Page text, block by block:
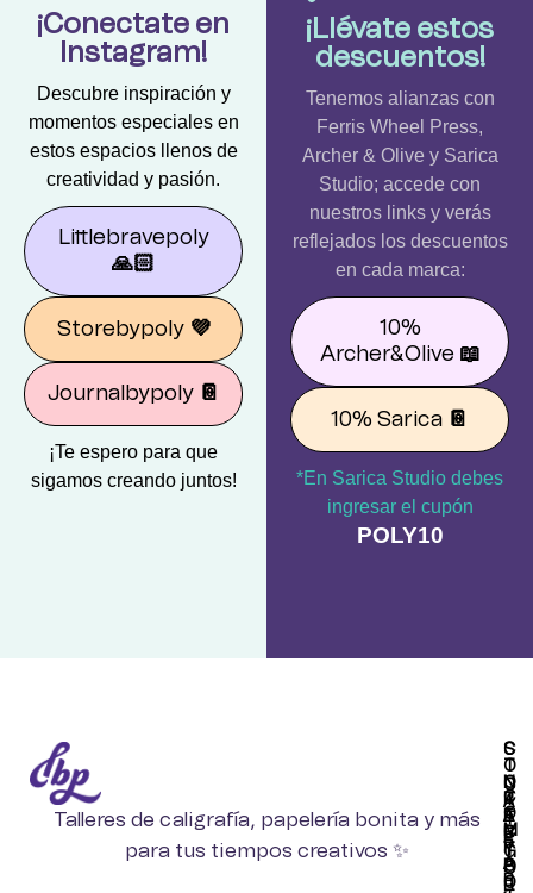
¡Conectate en
Instagram!
Descubre inspiración y
momentos especiales en
estos espacios llenos de
creatividad y pasión.
Littlebravepoly
🙏🏻
Storebypoly 💜
Journalbypoly 📔
¡Te espero para que
sigamos creando juntos!
¡Llévate estos
descuentos!
Tenemos alianzas con
Ferris Wheel Press,
Archer & Olive y Sarica
Studio; accede con
nuestros links y verás
reflejados los descuentos
en cada marca:
10%
Archer&Olive 📖
10% Sarica 📔
*En Sarica Studio debes
ingresar el cupón
POLY10
Talleres de caligrafía, papelería bonita y más
para tus tiempos creativos ✨
S
T
O
R
E
B
Y
P
O
C
A
T
E
G
O
R
C
O
N
T
A
C
T
O
C
O
M
P
A
R